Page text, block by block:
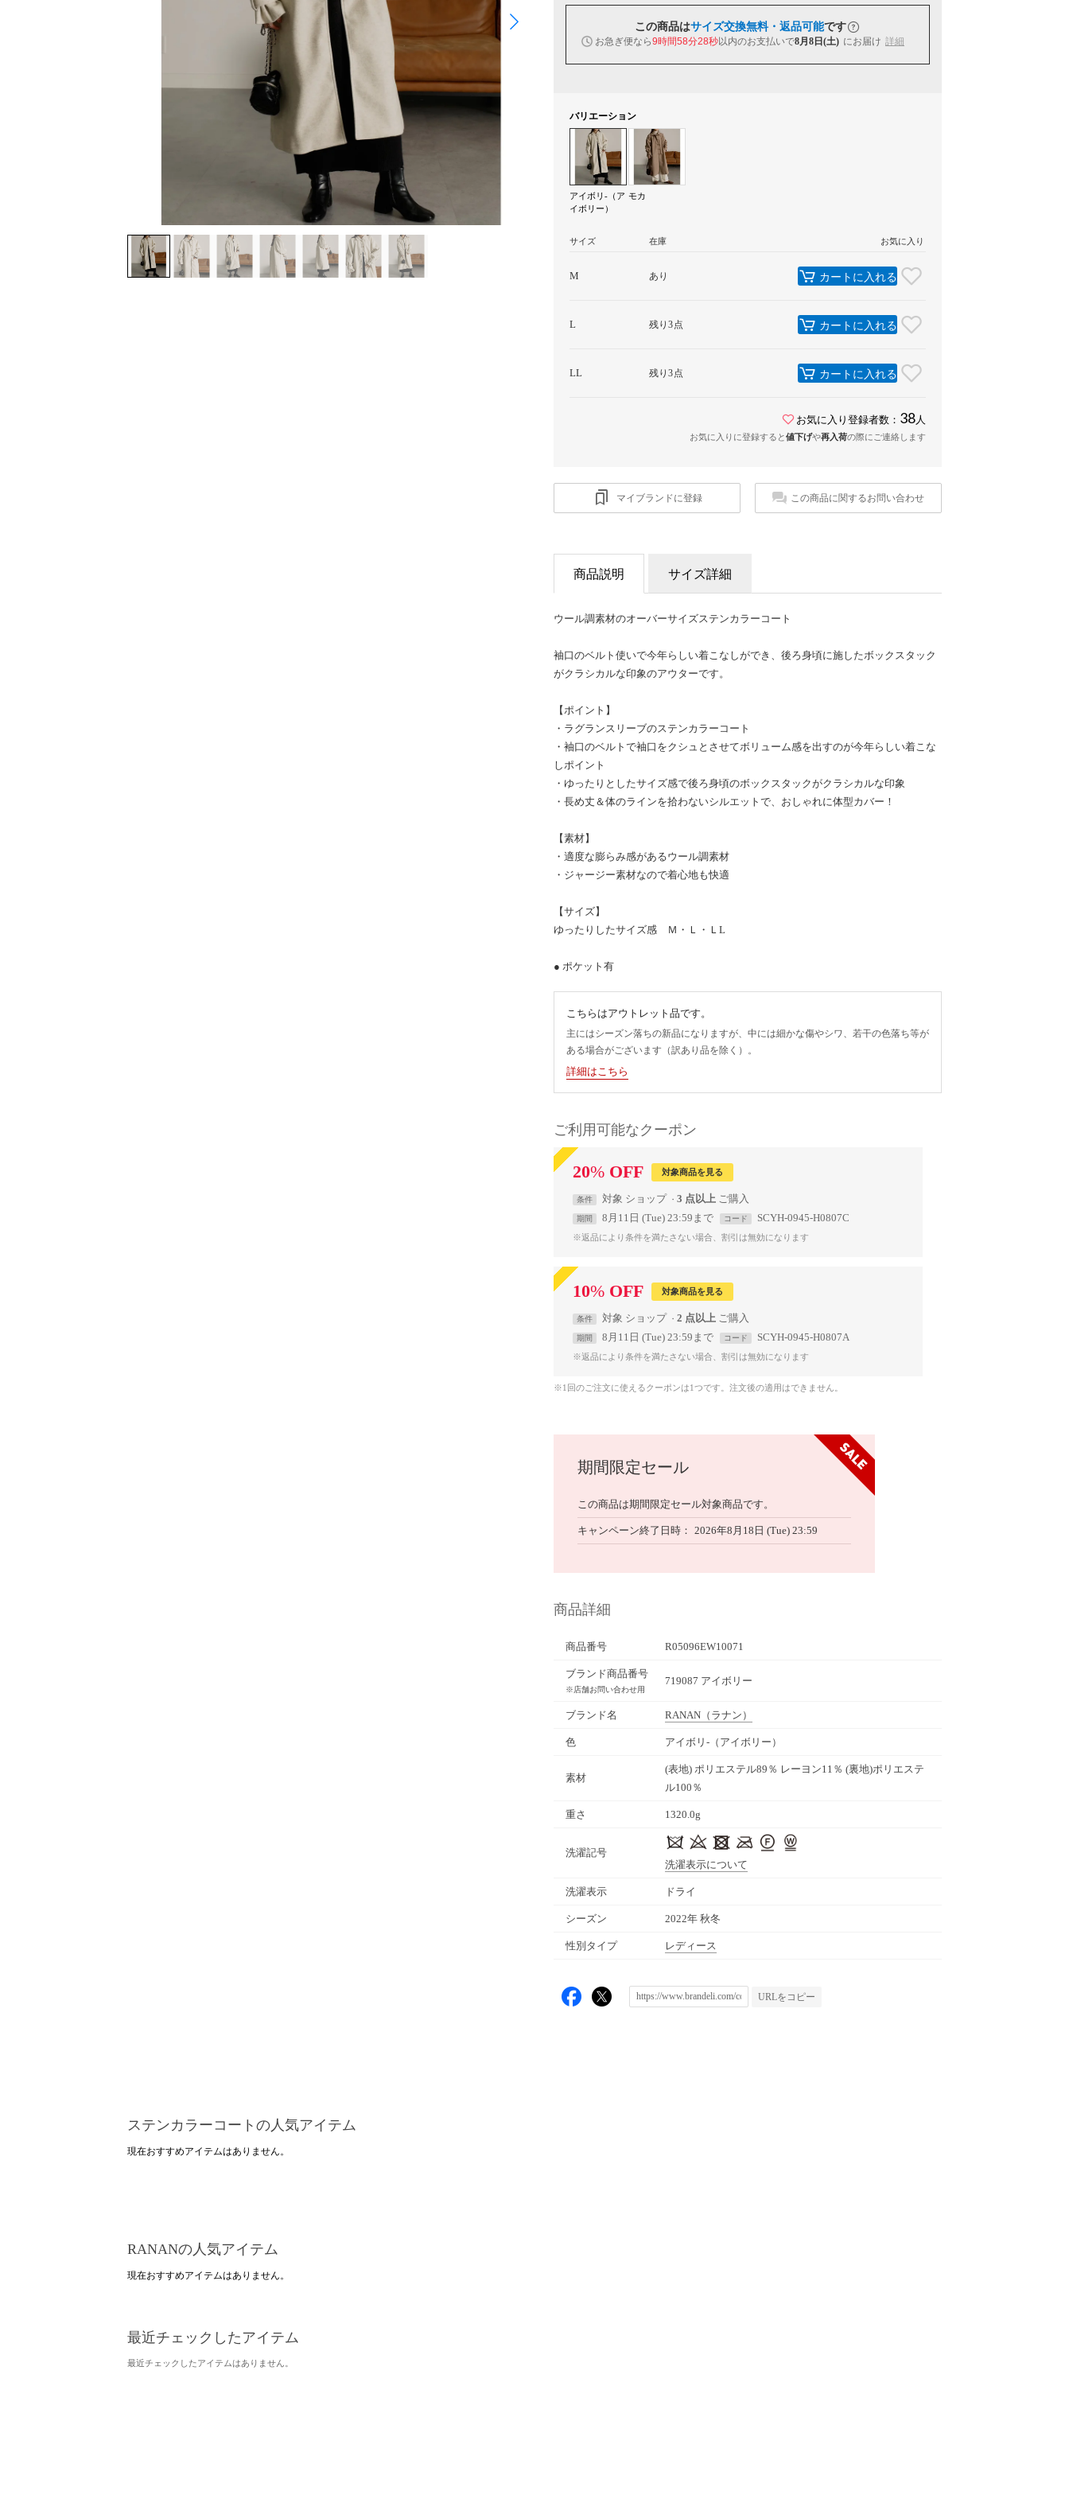
この商品はサイズ交換無料・返品可能です
お急ぎ便なら9時間58分27秒以内のお支払いで8月8日(土) にお届け 詳細
バリエーション
アイボリ-（ア
イボリー）
モカ
サイズ 在庫 お気に入り
M あり カートに入れる
L 残り3点 カートに入れる
LL 残り3点 カートに入れる
お気に入り登録者数： 38 人
お気に入りに登録すると値下げや再入荷の際にご連絡します
マイブランドに登録 この商品に関するお問い合わせ
商品説明 サイズ詳細
ウール調素材のオーバーサイズステンカラーコート
袖口のベルト使いで今年らしい着こなしができ、後ろ身頃に施したボックスタック
がクラシカルな印象のアウターです。
【ポイント】
・ラグランスリーブのステンカラーコート
・袖口のベルトで袖口をクシュとさせてボリューム感を出すのが今年らしい着こな
しポイント
・ゆったりとしたサイズ感で後ろ身頃のボックスタックがクラシカルな印象
・長め丈＆体のラインを拾わないシルエットで、おしゃれに体型カバー！
【素材】
・適度な膨らみ感があるウール調素材
・ジャージー素材なので着心地も快適
【サイズ】
ゆったりしたサイズ感 Ｍ・Ｌ・ＬL
● ポケット有
こちらはアウトレット品です。
主にはシーズン落ちの新品になりますが、中には細かな傷やシワ、若干の色落ち等が
ある場合がございます（訳あり品を除く）。
詳細はこちら
ご利用可能なクーポン
20% OFF 対象商品を見る
条件 対象 ショップ 3 点以上
期間 8月11日 (Tue) 23:59まで コード SCYH-0945-H0807C
※返品により条件を満たさない場合、割引は無効になります
10% OFF 対象商品を見る
条件 対象 ショップ 2 点以上
期間 8月11日 (Tue) 23:59まで コード SCYH-0945-H0807A
※返品により条件を満たさない場合、割引は無効になります
※1回のご注文に使えるクーポンは1つです。注文後の適用はできません。
期間限定セール
この商品は期間限定セール対象商品です。
キャンペーン終了日時 2026年8月18日 (Tue) 23:59
商品詳細
商品番号 R05096EW10071
ブランド商品番号
※店舗お問い合わせ用
719087 アイボリー
ブランド名 RANAN （ラナン）
色 アイボリ-（アイボリー）
素材
(表地) ポリエステル89％ レーヨン11％ (裏地)ポリエステ
ル100％
重さ 1320.0g
洗濯記号
洗濯表示について
洗濯表示 ドライ
シーズン 2022年 秋冬
性別タイプ レディース
URLをコピー
ステンカラーコートの人気アイテム
現在おすすめアイテムはありません。
RANANの人気アイテム
現在おすすめアイテムはありません。
最近チェックしたアイテム
最近チェックしたアイテムはありません。